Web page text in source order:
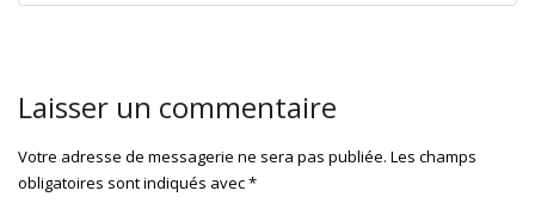
Laisser un commentaire
Votre adresse de messagerie ne sera pas publiée. Les champs
obligatoires sont indiqués avec*